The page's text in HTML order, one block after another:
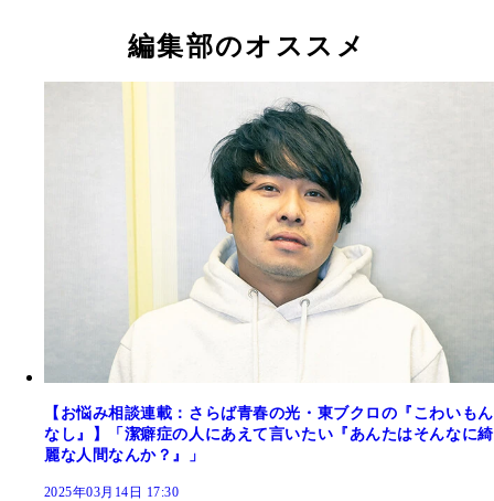
編集部のオススメ
【お悩み相談連載：さらば青春の光・東ブクロの『こわいもん
なし』】「潔癖症の人にあえて言いたい『あんたはそんなに綺
麗な人間なんか？』」
2025年03月14日 17:30